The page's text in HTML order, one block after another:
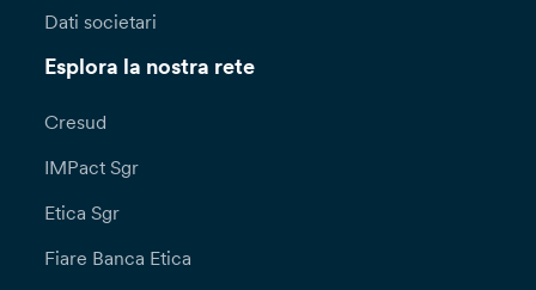
Dati societari
Esplora la nostra rete
Cresud
IMPact Sgr
Etica Sgr
Fiare Banca Etica